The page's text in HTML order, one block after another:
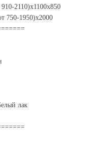
2110)х1100х850
750-1950)х2000
лак